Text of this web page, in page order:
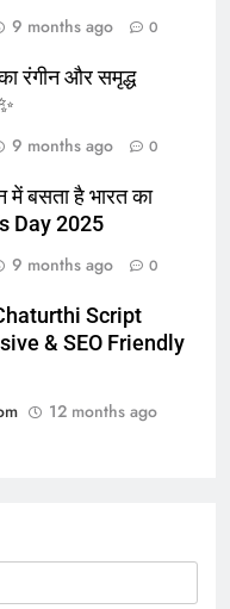
9 months ago 0
रंगीन और समृद्ध
9 months ago 0
में बसता है भारत का
Day 2025
9 months ago 0
Script
& SEO Friendly
12 months ago